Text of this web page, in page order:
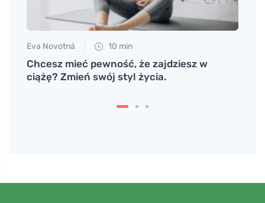
Eva Novotná 10 min
Chcesz mieć pewność, że zajdziesz w
ciążę? Zmień swój styl życia.